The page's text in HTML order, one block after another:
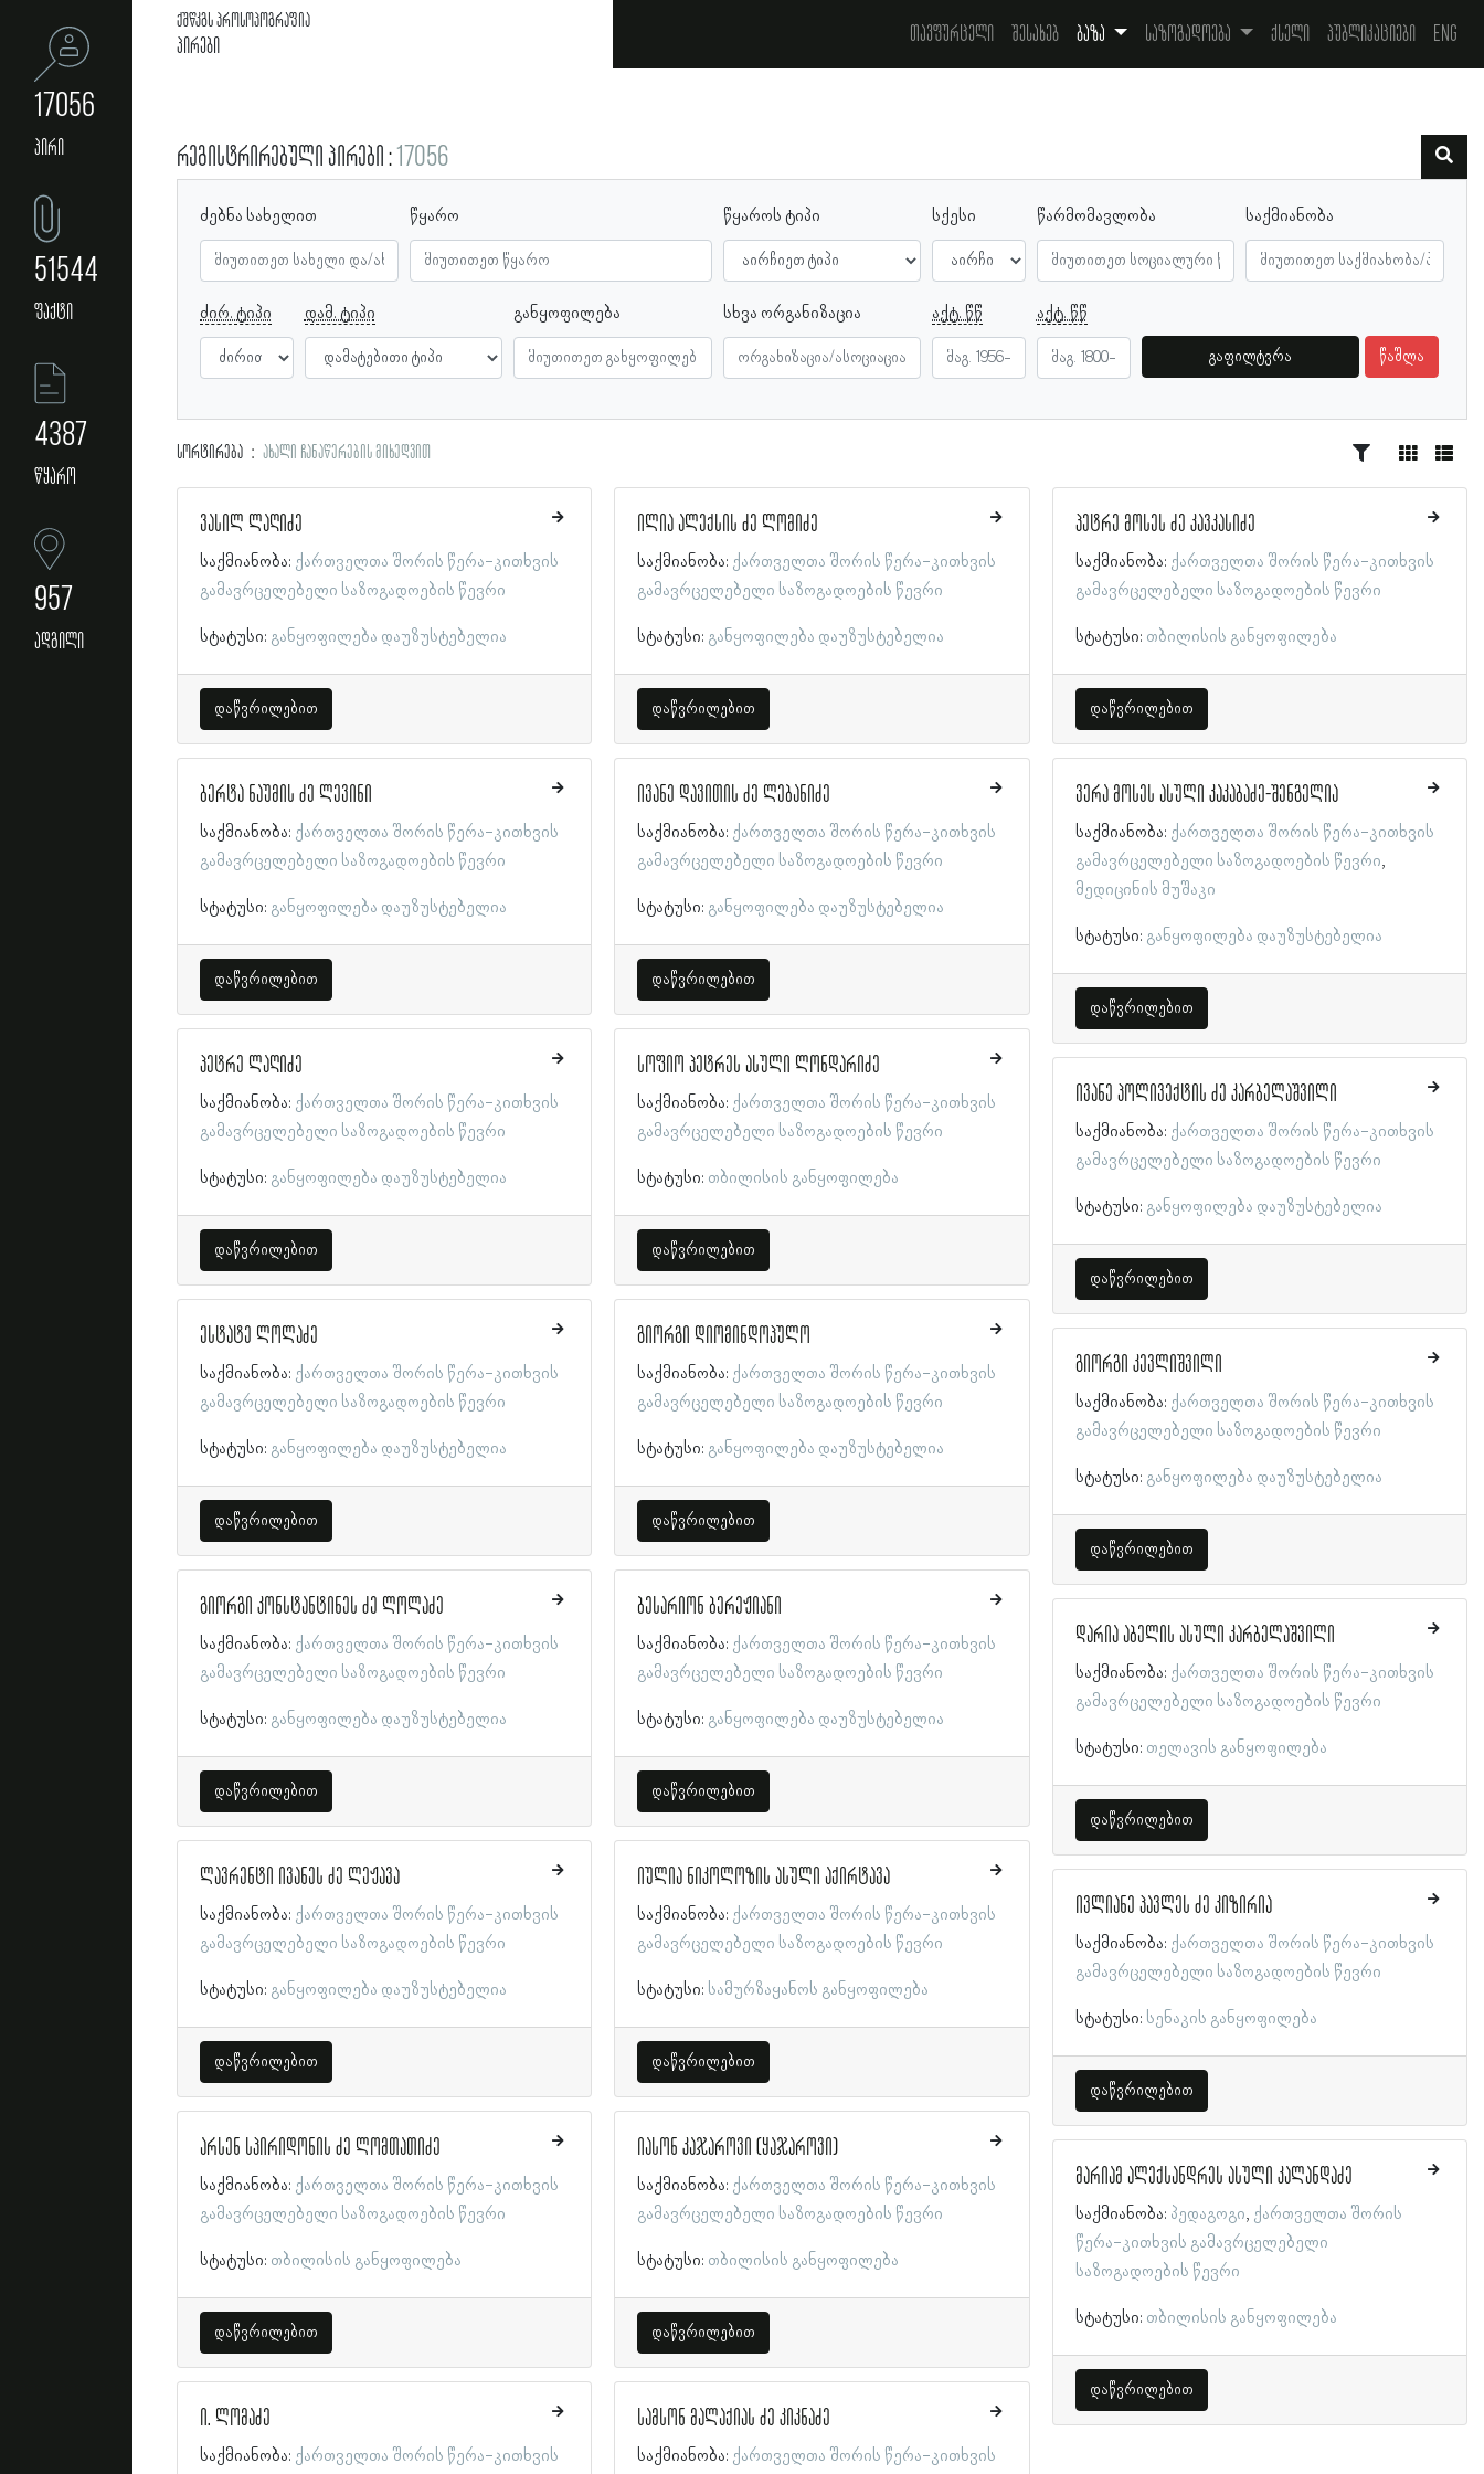
17056
პირი
51544
ფაქტი
4387
წყარო
957
ადგილი
ქშწკგს პროსოპოგრაფია
პირები თავფურცელი შესახებ ბაზა საზოგადოება ქსელი პუბლიკაციები Eng
რეგისტრირებული პირები 17056
ძებნა სახელით წყარო წყაროს ტიპი სქესი წარმომავლობა საქმიანობა
ძირ. ტიპი დამ. ტიპი განყოფილება სხვა ორგანიზაცია აქტ. წწ აქტ. წწ
გაფილტვრა წაშლა
სორტირება ახალი ჩანაწერების მიხედვით
ვასილ ლაღიძე
საქმიანობა: ქართველთა შორის წერა-კითხვის
გამავრცელებელი საზოგადოების წევრი
სტატუსი: განყოფილება დაუზუსტებელია
დაწვრილებით
ბერტა ნაუმის ძე ლევინი
საქმიანობა: ქართველთა შორის წერა-კითხვის
გამავრცელებელი საზოგადოების წევრი
სტატუსი: განყოფილება დაუზუსტებელია
დაწვრილებით
პეტრე ლაღიძე
საქმიანობა: ქართველთა შორის წერა-კითხვის
გამავრცელებელი საზოგადოების წევრი
სტატუსი: განყოფილება დაუზუსტებელია
დაწვრილებით
ესტატე ლოლაძე
საქმიანობა: ქართველთა შორის წერა-კითხვის
გამავრცელებელი საზოგადოების წევრი
სტატუსი: განყოფილება დაუზუსტებელია
დაწვრილებით
გიორგი კონსტანტინეს ძე ლოლაძე
საქმიანობა: ქართველთა შორის წერა-კითხვის
გამავრცელებელი საზოგადოების წევრი
სტატუსი: განყოფილება დაუზუსტებელია
დაწვრილებით
ლავრენტი ივანეს ძე ლეჟავა
საქმიანობა: ქართველთა შორის წერა-კითხვის
გამავრცელებელი საზოგადოების წევრი
სტატუსი: განყოფილება დაუზუსტებელია
დაწვრილებით
არსენ სპირიდონის ძე ლომთათიძე
საქმიანობა: ქართველთა შორის წერა-კითხვის
გამავრცელებელი საზოგადოების წევრი
სტატუსი: თბილისის განყოფილება
დაწვრილებით
ი. ლომაძე
საქმიანობა: ქართველთა შორის წერა-კითხვის
ილია ალექსის ძე ლომიძე
საქმიანობა: ქართველთა შორის წერა-კითხვის
გამავრცელებელი საზოგადოების წევრი
სტატუსი: განყოფილება დაუზუსტებელია
დაწვრილებით
ივანე დავითის ძე ლებანიძე
საქმიანობა: ქართველთა შორის წერა-კითხვის
გამავრცელებელი საზოგადოების წევრი
სტატუსი: განყოფილება დაუზუსტებელია
დაწვრილებით
სოფიო პეტრეს ასული ლონდარიძე
საქმიანობა: ქართველთა შორის წერა-კითხვის
გამავრცელებელი საზოგადოების წევრი
სტატუსი: თბილისის განყოფილება
დაწვრილებით
გიორგი დიომინდოპულო
საქმიანობა: ქართველთა შორის წერა-კითხვის
გამავრცელებელი საზოგადოების წევრი
სტატუსი: განყოფილება დაუზუსტებელია
დაწვრილებით
ბესარიონ ბერეჟიანი
საქმიანობა: ქართველთა შორის წერა-კითხვის
გამავრცელებელი საზოგადოების წევრი
სტატუსი: განყოფილება დაუზუსტებელია
დაწვრილებით
იულია ნიკოლოზის ასული აქირტავა
საქმიანობა: ქართველთა შორის წერა-კითხვის
გამავრცელებელი საზოგადოების წევრი
სტატუსი: სამურზაყანოს განყოფილება
დაწვრილებით
იასონ კაჯაროვი (ყაჯაროვი)
საქმიანობა: ქართველთა შორის წერა-კითხვის
გამავრცელებელი საზოგადოების წევრი
სტატუსი: თბილისის განყოფილება
დაწვრილებით
სამსონ მალაქიას ძე კიკნაძე
საქმიანობა: ქართველთა შორის წერა-კითხვის
პეტრე მოსეს ძე კავკასიძე
საქმიანობა: ქართველთა შორის წერა-კითხვის
გამავრცელებელი საზოგადოების წევრი
სტატუსი: თბილისის განყოფილება
დაწვრილებით
ვერა მოსეს ასული კაკაბაძე-შენგელია
საქმიანობა: ქართველთა შორის წერა-კითხვის
გამავრცელებელი საზოგადოების წევრი
მედიცინის მუშაკი
სტატუსი: განყოფილება დაუზუსტებელია
დაწვრილებით
ივანე პოლივექტის ძე კარბელაშვილი
საქმიანობა: ქართველთა შორის წერა-კითხვის
გამავრცელებელი საზოგადოების წევრი
სტატუსი: განყოფილება დაუზუსტებელია
დაწვრილებით
გიორგი კევლიშვილი
საქმიანობა: ქართველთა შორის წერა-კითხვის
გამავრცელებელი საზოგადოების წევრი
სტატუსი: განყოფილება დაუზუსტებელია
დაწვრილებით
დარია აბელის ასული კარბელაშვილი
საქმიანობა: ქართველთა შორის წერა-კითხვის
გამავრცელებელი საზოგადოების წევრი
სტატუსი: თელავის განყოფილება
დაწვრილებით
ივლიანე პავლეს ძე კიზირია
საქმიანობა: ქართველთა შორის წერა-კითხვის
გამავრცელებელი საზოგადოების წევრი
სტატუსი: სენაკის განყოფილება
დაწვრილებით
მარიამ ალექსანდრეს ასული კალანდაძე
საქმიანობა: პედაგოგი ქართველთა შორის
წერა-კითხვის გამავრცელებელი
საზოგადოების წევრი
სტატუსი: თბილისის განყოფილება
დაწვრილებით